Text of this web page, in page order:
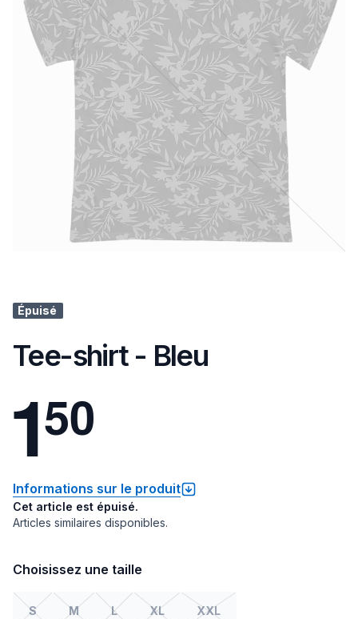
Épuisé
Tee-shirt - Bleu
150
Informations sur le produit
Cet article est épuisé.
Articles similaires disponibles.
Choisissez une taille
S M L XL XXL